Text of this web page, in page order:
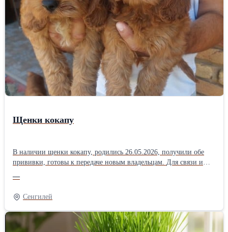
темпераментом, исключительной красотой, привязанностью,
дружелюбным отношением к детям, взрослым и другим
животным. Они не лают. Подходят для содержания в качестве
домашнего питомца, для выставок, спорта или разведения.
Наши щенки предназначены только для тех, кто хочет для себя
самого лучшего. Возможна доставка по всей Европе.
Контактный телефон +38163626334, Вайбер, Вотсап
+38163626334 Гордана Ачимович Крушевац, Сербия Бордер-
колли - Щенки бордер-колли +38163626334
Щенки кокапу
В наличии щенки кокапу, родились 26.05.2026, получили обе
прививки, готовы к передаче новым владельцам. Для связи и
телефону: Телефон: +381605531919 Деян Мы находимся в
Савино Село, Врбас, Сербия
—
Сенгилей